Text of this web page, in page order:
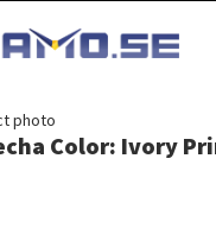
Color: Ivory